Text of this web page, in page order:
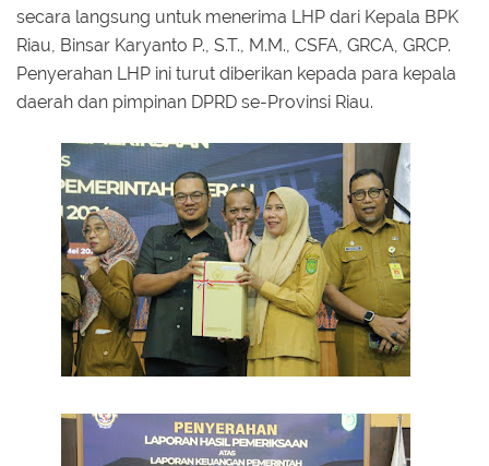
secara langsung untuk menerima LHP dari Kepala BPK
Riau, Binsar Karyanto P., S.T., M.M., CSFA, GRCA, GRCP.
Penyerahan LHP ini turut diberikan kepada para kepala
daerah dan pimpinan DPRD se-Provinsi Riau.